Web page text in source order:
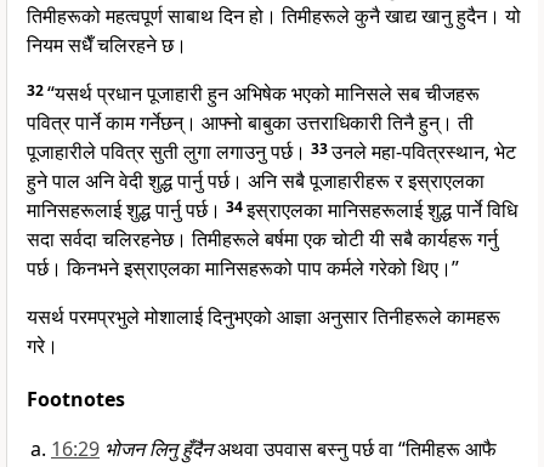
तिमीहरूको महत्वपूर्ण साबाथ दिन हो। तिमीहरूले कुनै खाद्य खानु हुदैन। यो
नियम सधैँ चलिरहने छ।
32“यसर्थ प्रधान पूजाहारी हुन अभिषेक भएको मानिसले सब चीजहरू
पवित्र पार्ने काम गर्नेछन्। आफ्नो बाबुका उत्तराधिकारी तिनै हुन्। ती
पूजाहारीले पवित्र सुती लुगा लगाउनु पर्छ। 33उनले महा-पवित्रस्थान, भेट
हुने पाल अनि वेदी शुद्ध पार्नु पर्छ। अनि सबै पूजाहारीहरू र इस्राएलका
मानिसहरूलाई शुद्ध पार्नु पर्छ। 34इस्राएलका मानिसहरूलाई शुद्ध पार्ने विधि
सदा सर्वदा चलिरहनेछ। तिमीहरूले बर्षमा एक चोटी यी सबै कार्यहरू गर्नु
पर्छ। किनभने इस्राएलका मानिसहरूको पाप कर्मले गरेको थिए।”
यसर्थ परमप्रभुले मोशालाई दिनुभएको आज्ञा अनुसार तिनीहरूले कामहरू
गरे।
Footnotes
16:29 भोजन लिनु हुँदैनअथवा उपवास बस्नु पर्छ वा “तिमीहरू आफै